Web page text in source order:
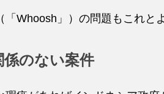
Whoosh」）の問題もこれと
のない案件